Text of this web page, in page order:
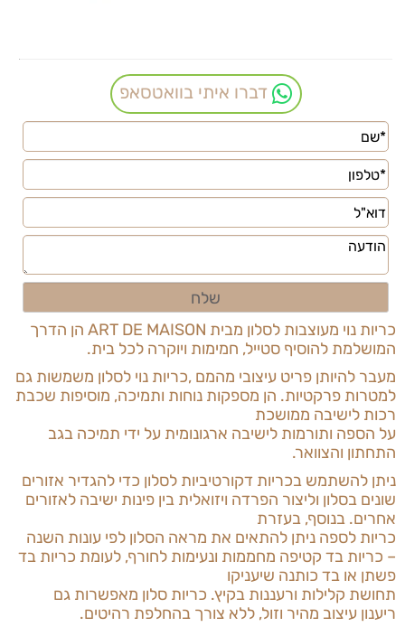
דברו איתי בוואטסאפ
כריות נוי מעוצבות לסלון מבית ART DE MAISON הן הדרך
המושלמת להוסיף סטייל, חמימות ויוקרה לכל בית.
מעבר להיותן פריט עיצובי מהמם ,כריות נוי לסלון משמשות גם
למטרות פרקטיות. הן מספקות נוחות ותמיכה, מוסיפות שכבת
רכות לישיבה ממושכת
על הספה ותורמות לישיבה ארגונומית על ידי תמיכה בגב
התחתון והצוואר.
ניתן להשתמש בכריות דקורטיביות לסלון כדי להגדיר אזורים
שונים בסלון וליצור הפרדה ויזואלית בין פינות ישיבה לאזורים
אחרים. בנוסף, בעזרת
כריות לספה ניתן להתאים את מראה הסלון לפי עונות השנה
– כריות בד קטיפה מחממות ונעימות לחורף, לעומת כריות בד
פשתן או בד כותנה שיעניקו
תחושת קלילות ורעננות בקיץ. כריות סלון מאפשרות גם
ריענון עיצוב מהיר וזול, ללא צורך בהחלפת רהיטים.